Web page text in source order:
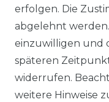
oder
Wir
erfolgen. Die
abgelehnt
einzuwilligen und
späteren
widerrufen.
weitere Hinweise